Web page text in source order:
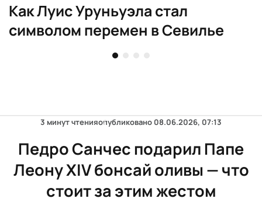
Как Луис Уруньуэла стал
символом перемен в Севилье
3 минут чтенияопубликовано 08.06.2026, 07:13
Педро Санчес подарил Папе
Леону XIV бонсай оливы — что
стоит за этим жестом